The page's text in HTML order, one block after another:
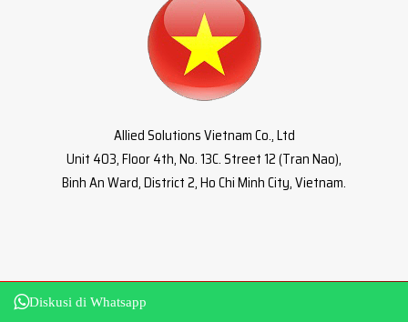
Allied Solutions Vietnam Co., Ltd
Unit 403, Floor 4th, No. 13C. Street 12 (Tran Nao),
Binh An Ward, District 2, Ho Chi Minh City, Vietnam.
Diskusi di Whatsapp
Copyright 2022. PT. Alfa Solusi Indonesia